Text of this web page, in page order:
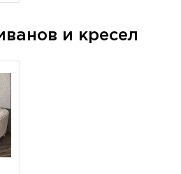
и кресел